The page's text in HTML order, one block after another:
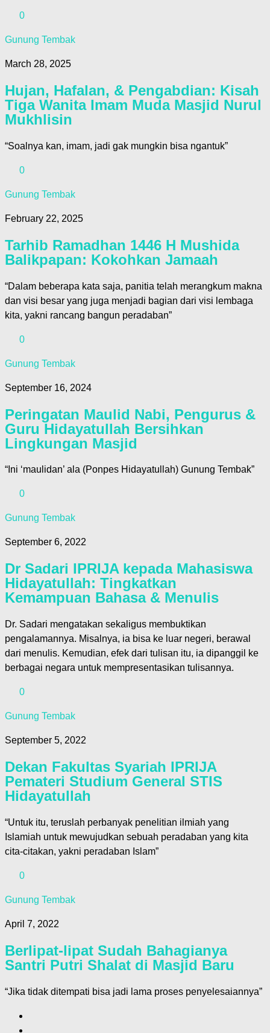
0
Gunung Tembak
March 28, 2025
Hujan, Hafalan, & Pengabdian: Kisah
Tiga Wanita Imam Muda Masjid Nurul
Mukhlisin
“Soalnya kan, imam, jadi gak mungkin bisa ngantuk”
0
Gunung Tembak
February 22, 2025
Tarhib Ramadhan 1446 H Mushida
Balikpapan: Kokohkan Jamaah
“Dalam beberapa kata saja, panitia telah merangkum makna
dan visi besar yang juga menjadi bagian dari visi lembaga
kita, yakni rancang bangun peradaban”
0
Gunung Tembak
September 16, 2024
Peringatan Maulid Nabi, Pengurus &
Guru Hidayatullah Bersihkan
Lingkungan Masjid
“Ini ‘maulidan’ ala (Ponpes Hidayatullah) Gunung Tembak”
0
Gunung Tembak
September 6, 2022
Dr Sadari IPRIJA kepada Mahasiswa
Hidayatullah: Tingkatkan
Kemampuan Bahasa & Menulis
Dr. Sadari mengatakan sekaligus membuktikan
pengalamannya. Misalnya, ia bisa ke luar negeri, berawal
dari menulis. Kemudian, efek dari tulisan itu, ia dipanggil ke
berbagai negara untuk mempresentasikan tulisannya.
0
Gunung Tembak
September 5, 2022
Dekan Fakultas Syariah IPRIJA
Pemateri Studium General STIS
Hidayatullah
“Untuk itu, teruslah perbanyak penelitian ilmiah yang
Islamiah untuk mewujudkan sebuah peradaban yang kita
cita-citakan, yakni peradaban Islam”
0
Gunung Tembak
April 7, 2022
Berlipat-lipat Sudah Bahagianya
Santri Putri Shalat di Masjid Baru
“Jika tidak ditempati bisa jadi lama proses penyelesaiannya”